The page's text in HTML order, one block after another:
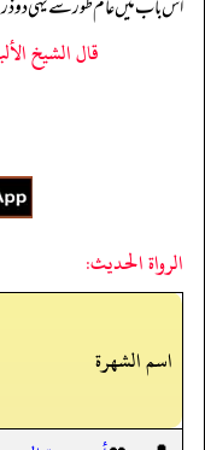
اس باب میں عام طور سے یہی دو
قال الشيخ
الرواة الحديث:
اسم الشهرة